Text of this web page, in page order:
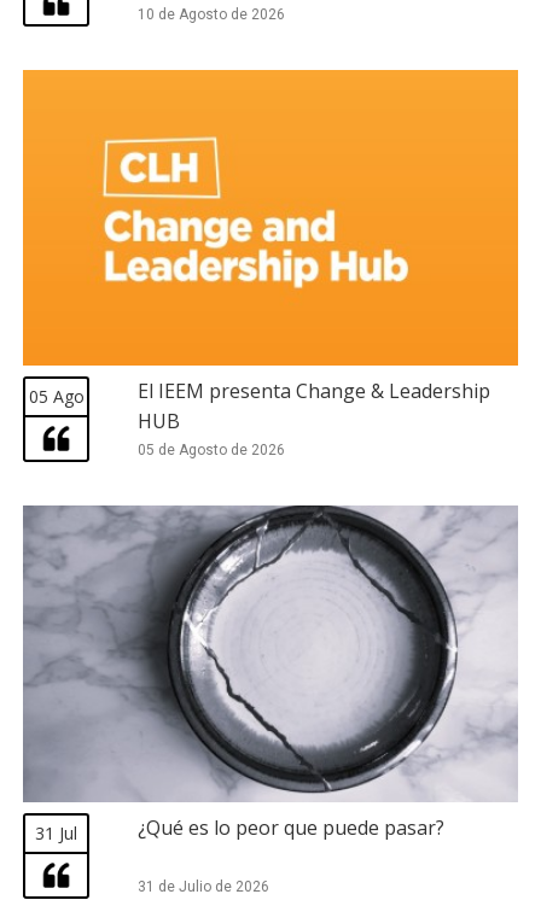
10 de Agosto de 2026
05 Ago
El IEEM presenta Change & Leadership
HUB
05 de Agosto de 2026
31 Jul ¿Qué es lo peor que puede pasar?
31 de Julio de 2026